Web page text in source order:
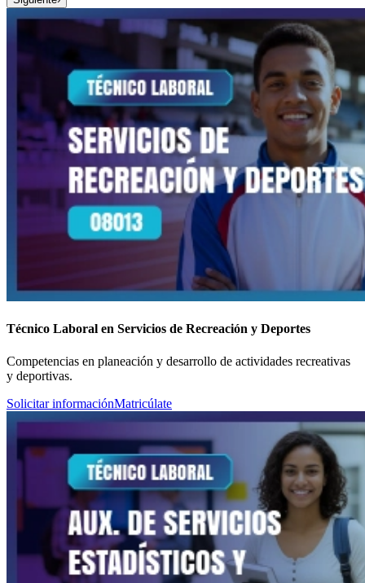
Técnico Laboral en Servicios de Recreación y Deportes
Competencias en planeación y desarrollo de actividades recreativas
y deportivas.
Solicitar informaciónMatricúlate